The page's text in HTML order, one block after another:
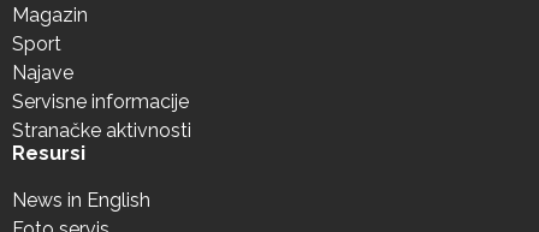
Magazin
Sport
Najave
Servisne informacije
Stranačke aktivnosti
Resursi
News in English